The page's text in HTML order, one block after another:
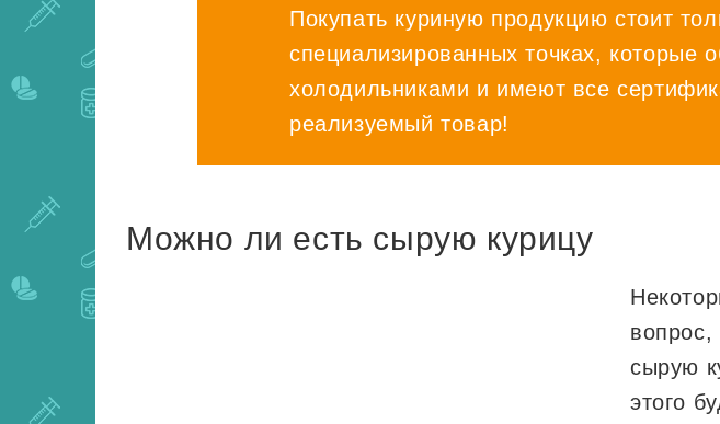
Покупать куриную продукцию стоит
специализированных точках, которые
холодильниками и имеют все
реализуемый товар!
Можно ли есть сырую курицу
сырую
этого